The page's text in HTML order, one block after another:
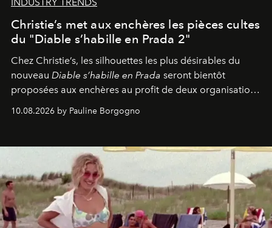
Christie’s met aux enchères les pièces cultes
du "Diable s’habille en Prada 2"
Chez Christie’s, les silhouettes les plus désirables du
nouveau Diable s’habille en Prada seront bientôt
proposées aux enchères au profit de deux organisations
engagées pour la presse et la mode.
10.08.2026 by Pauline Borgogno